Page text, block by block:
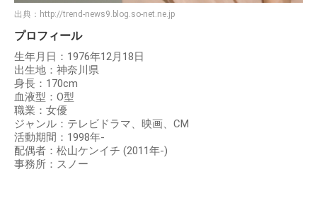
出典： http://trend-news9.blog.so-net.ne.jp
プロフィール
生年月日：1976年12月18日
出生地：神奈川県
身長：170cm
血液型：O型
職業：女優
ジャンル：テレビドラマ、映画、CM
活動期間：1998年-
配偶者：松山ケンイチ (2011年-)
事務所：スノー